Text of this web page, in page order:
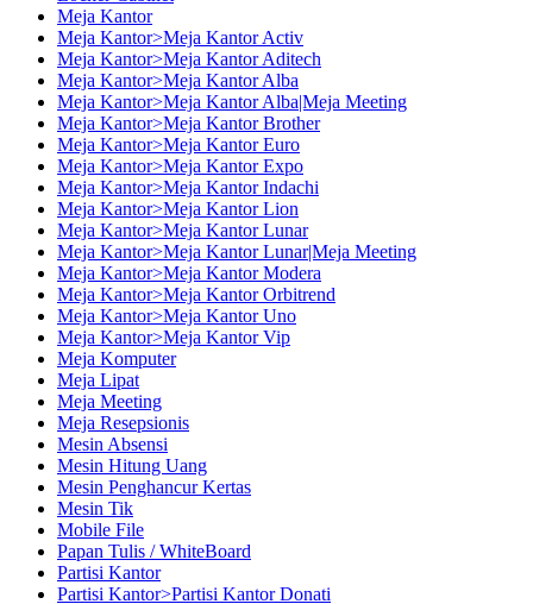
Meja Kantor
Meja Kantor>Meja Kantor Activ
Meja Kantor>Meja Kantor Aditech
Meja Kantor>Meja Kantor Alba
Meja Kantor>Meja Kantor Alba|Meja Meeting
Meja Kantor>Meja Kantor Brother
Meja Kantor>Meja Kantor Euro
Meja Kantor>Meja Kantor Expo
Meja Kantor>Meja Kantor Indachi
Meja Kantor>Meja Kantor Lion
Meja Kantor>Meja Kantor Lunar
Meja Kantor>Meja Kantor Lunar|Meja Meeting
Meja Kantor>Meja Kantor Modera
Meja Kantor>Meja Kantor Orbitrend
Meja Kantor>Meja Kantor Uno
Meja Kantor>Meja Kantor Vip
Meja Komputer
Meja Lipat
Meja Meeting
Meja Resepsionis
Mesin Absensi
Mesin Hitung Uang
Mesin Penghancur Kertas
Mesin Tik
Mobile File
Papan Tulis / WhiteBoard
Partisi Kantor
Partisi Kantor>Partisi Kantor Donati